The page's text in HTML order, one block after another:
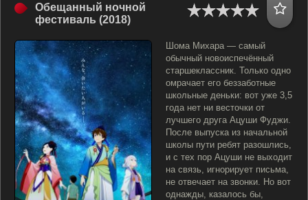
Обещанный ночной
фестиваль (2018)
Шома Михара — самый
обычный новоиспечённый
старшеклассник. Только одно
омрачает его беззаботные
школьные деньки: вот уже 3,5
года нет ни весточки от
лучшего друга Ацуши Фуджи.
После выпуска из начальной
школы пути ребят разошлись,
и с тех пор Ацуши не выходит
на связь, игнорирует письма,
не отвечает на звонки. Но вот
однажды, казалось бы,